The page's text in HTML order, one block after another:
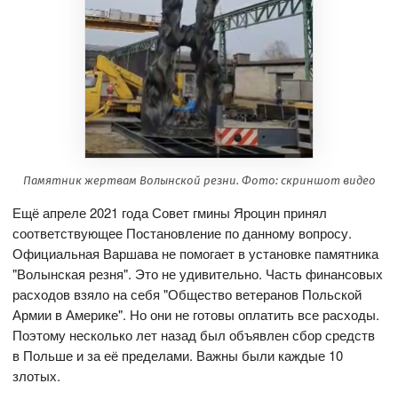
Памятник жертвам Волынской резни. Фото: скриншот видео
Ещё апреле 2021 года Совет гмины Яроцин принял
соответствующее Постановление по данному вопросу.
Официальная Варшава не помогает в установке памятника
"Волынская резня". Это не удивительно. Часть финансовых
расходов взяло на себя "Общество ветеранов Польской
Армии в Америке". Но они не готовы оплатить все расходы.
Поэтому несколько лет назад был объявлен сбор средств
в Польше и за её пределами. Важны были каждые 10
злотых.